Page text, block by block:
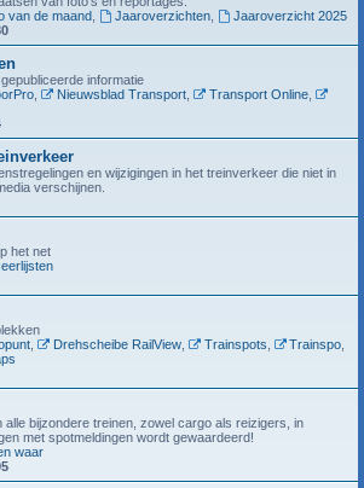
van de maand, Jaaroverzichten,
Jaaroverzicht 2025
informatie
, Nieuwsblad Transport, Transport Online,
en wijzigingen in het treinverkeer die niet in
verschijnen.
het net
, Drehscheibe RailView, Trainspots Trainspo
alle bijzondere treinen, zowel cargo als reizigers, in
met spotmeldingen wordt gewaardeerd!
waar